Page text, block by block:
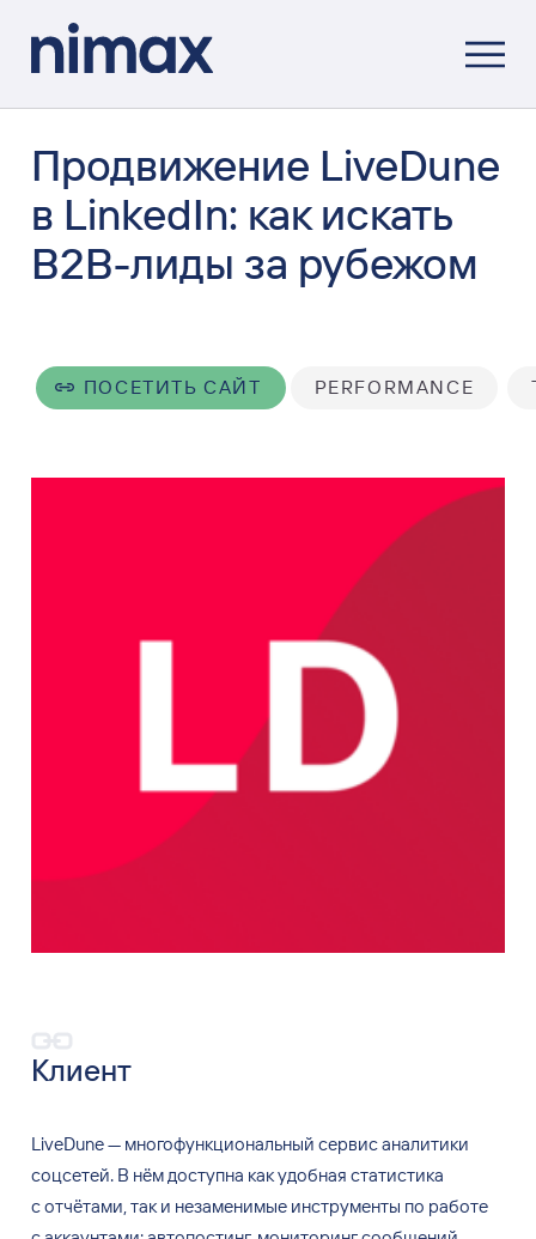
Продвижение LiveDune
в LinkedIn: как искать
B2B-лиды за рубежом
ПОСЕТИТЬ САЙТ PERFORMANCE
Клиент
LiveDune — многофункциональный сервис аналитики
соцсетей. В нём доступна как удобная статистика
сотчётами, так и незаменимые инструменты по работе